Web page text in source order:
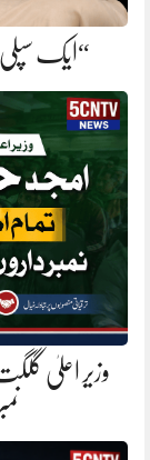
“ایک سپلی
وزیر اعلیٰ